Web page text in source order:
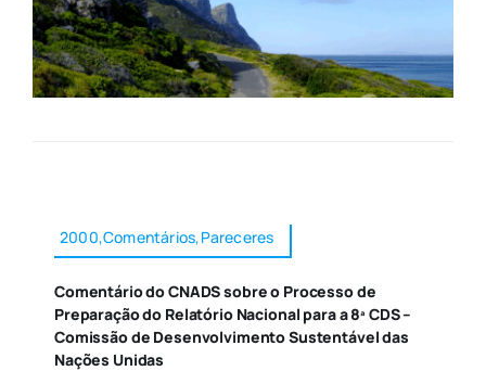
2000,Comentários,Pareceres
Comentário do CNADS sobre o Processo de
Preparação do Relatório Nacional para a 8ª CDS –
Comissão de Desenvolvimento Sustentável das
Nações Unidas